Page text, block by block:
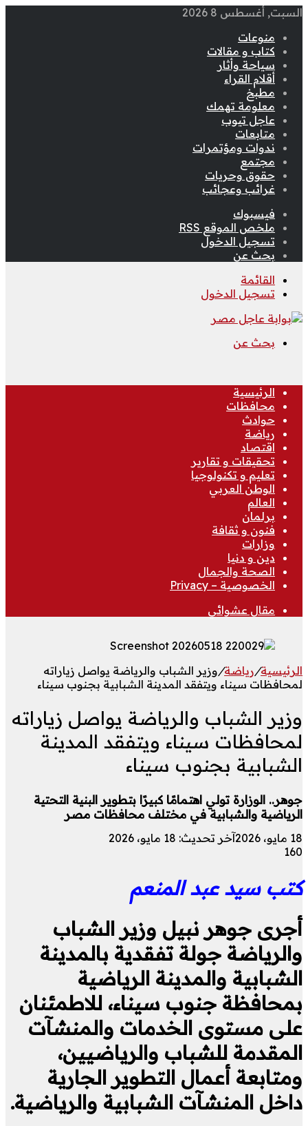
السبت, أغسطس 8 2026
منوعات
كتاب و مقالات
سياحة وأثار
أقلام القراء
مطبخ
معلومة تهمك
عاجل تيوب
متابعات
ندوات ومؤتمرات
مجتمع
حقوق وحريات
غرائب وعجائب
فيسبوك
ملخص الموقع RSS
تسجيل الدخول
بحث عن
القائمة
تسجيل الدخول
بحث عن
الرئيسية
محافظات
حوادث
رياضة
اقتصاد
تحقيقات و تقارير
تعليم و تكنولوجيا
الوطن العربي
العالم
برلمان
فنون و ثقافة
وزارات
دين و دنيا
الصحة والجمال
الخصوصية – Privacy
مقال عشوائي
الرئيسية/رياضة/وزير الشباب والرياضة يواصل زياراته
لمحافظات سيناء ويتفقد المدينة الشبابية بجنوب سيناء
وزير الشباب والرياضة يواصل زياراته
لمحافظات سيناء ويتفقد المدينة
الشبابية بجنوب سيناء
جوهر.. الوزارة تولي اهتمامًا كبيرًا بتطوير البنية التحتية
الرياضية والشبابية في مختلف محافظات مصر
18 مايو، 2026
آخر تحديث: 18 مايو، 2026
160
كتب سيد عبد المنعم
أجرى جوهر نبيل وزير الشباب
والرياضة جولة تفقدية بالمدينة
الشبابية والمدينة الرياضية
بمحافظة جنوب سيناء، للاطمئنان
على مستوى الخدمات والمنشآت
المقدمة للشباب والرياضيين،
ومتابعة أعمال التطوير الجارية
داخل المنشآت الشبابية والرياضية.